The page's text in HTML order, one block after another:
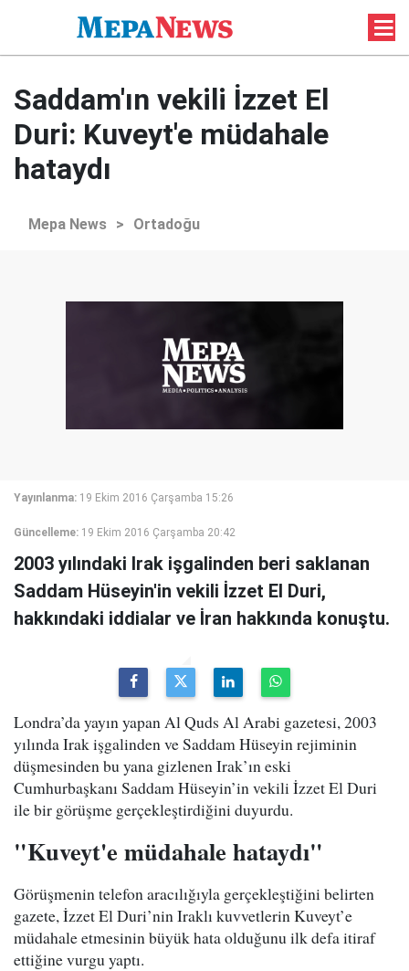
Saddam'ın vekili İzzet El
Duri: Kuveyt'e müdahale
hataydı
Mepa News > Ortadoğu
Yayınlanma: 19 Ekim 2016 Çarşamba 15:26
Güncelleme: 19 Ekim 2016 Çarşamba 20:42
2003 yılındaki Irak işgalinden beri saklanan
Saddam Hüseyin'in vekili İzzet El Duri,
hakkındaki iddialar ve İran hakkında konuştu.
Londra’da yayın yapan Al Quds Al Arabi gazetesi, 2003
yılında Irak işgalinden ve Saddam Hüseyin rejiminin
düşmesinden bu yana gizlenen Irak’ın eski
Cumhurbaşkanı Saddam Hüseyin’in vekili İzzet El Duri
ile bir görüşme gerçekleştirdiğini duyurdu.
"Kuveyt'e müdahale hataydı"
Görüşmenin telefon aracılığıyla gerçekleştiğini belirten
gazete, İzzet El Duri’nin Iraklı kuvvetlerin Kuveyt’e
müdahale etmesinin büyük hata olduğunu ilk defa itiraf
ettiğine vurgu yaptı.